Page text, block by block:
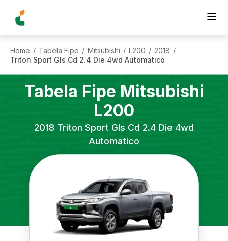
Home / Tabela Fipe / Mitsubishi / L200 / 2018 /
Triton Sport Gls Cd 2.4 Die 4wd Automatico
Tabela Fipe Mitsubishi
L200
2018 Triton Sport Gls Cd 2.4 Die 4wd
Automatico